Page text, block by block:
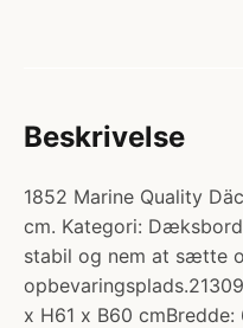
Beskrivelse
1852 Marine Quality
cm. Kategori:
stabil og nem at sætte
x H61 x B60